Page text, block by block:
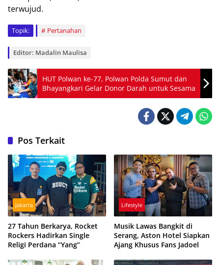
terwujud.
Topik: Pertanahan
Editor: Madalin Maulisa
HUT Polwan ke-77, Polwan Polda Sumut dan
Bhayangkari Gelar Donor Darah untuk Sesama
Pos Terkait
Jakarta
27 Tahun Berkarya, Rocket
Rockers Hadirkan Single
Religi Perdana “Yang”
Lifestyle
Musik Lawas Bangkit di
Serang, Aston Hotel Siapkan
Ajang Khusus Fans Jadoel